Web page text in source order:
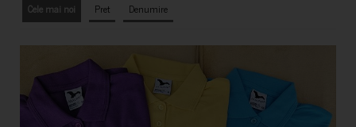
Cele mai noi Pret Denumire